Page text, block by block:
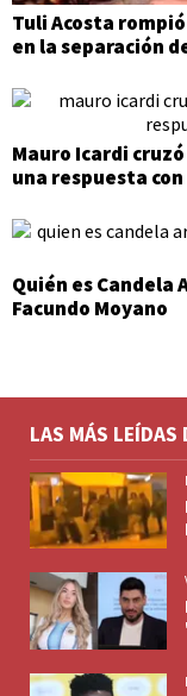
Tuli Acosta
en la separación
Mauro Icardi
una respuesta
Quién es Candela
Facundo Moyano
LAS MÁS LEÍDAS